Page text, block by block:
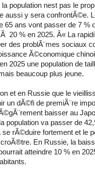
population nest pas le
aussi y sera confrontÃ©e.
65 ans vont passer de 7 %
20 % en 2025. Â« La
des problÃ¨mes sociaux
Ã©conomique
2025 une population de
beaucoup plus jeune.
et en Russie que le
un dÃ©fi de premiÃ¨re
baisser au
population va passer de
se rÃ©duire fortement et le
En Russie, la
atteindre 10 % en